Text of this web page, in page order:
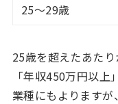
25～29歳
25歳を超えたあたり
「年収450万円以
業種にもよります